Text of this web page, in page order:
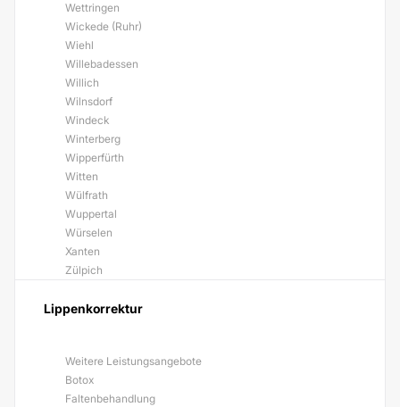
Wettringen
Wickede (Ruhr)
Wiehl
Willebadessen
Willich
Wilnsdorf
Windeck
Winterberg
Wipperfürth
Witten
Wülfrath
Wuppertal
Würselen
Xanten
Zülpich
Lippenkorrektur
Weitere Leistungsangebote
Botox
Faltenbehandlung